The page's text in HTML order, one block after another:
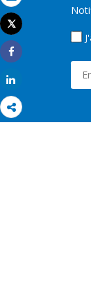
Email
Imprimer
Tweet
Share